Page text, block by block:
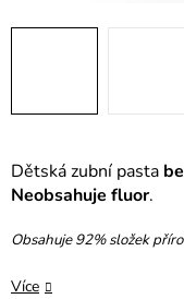
Dětská zubní pasta
Neobsahuje fluor.
Obsahuje 92% složek
Více